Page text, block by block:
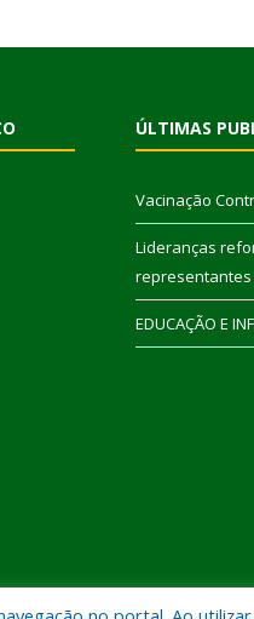
ÚLTIMAS
Vacinação
Lideranças
EDUCAÇÃO E